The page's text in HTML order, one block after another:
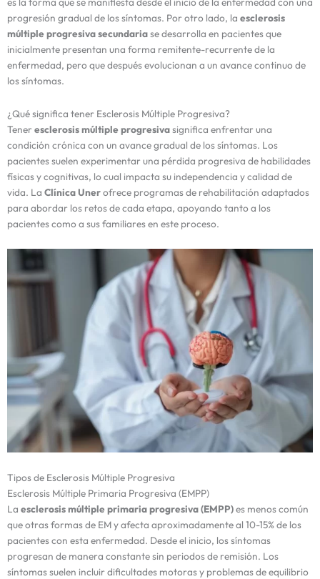
progresión gradual de los síntomas. Por otro lado, la esclerosis
múltiple progresiva secundariase desarrolla en pacientes que
inicialmente presentan una forma remitente-recurrente de la
enfermedad, pero que después evolucionan a un avance continuo de
los síntomas.
¿Qué significa tener Esclerosis Múltiple Progresiva?
Teneresclerosis múltiple progresivasignifica enfrentar una
condición crónica con un avance gradual de los síntomas. Los
pacientes suelen experimentar una pérdida progresiva de habilidades
físicas y cognitivas, lo cual impacta su independencia y calidad de
vida. La Clínica Unerofrece programas de rehabilitación adaptados
para abordar los retos de cada etapa, apoyando tanto a los
pacientes como a sus familiares en este proceso.
Tipos de Esclerosis Múltiple Progresiva
Esclerosis Múltiple Primaria Progresiva (EMPP)
La esclerosis múltiple primaria progresiva (EMPP)es menos común
que otras formas de EM y afecta aproximadamente al 10-15% de los
pacientes con esta enfermedad. Desde el inicio, los síntomas
progresan de manera constante sin periodos de remisión. Los
síntomas suelen incluir dificultades motoras y problemas de equilibrio